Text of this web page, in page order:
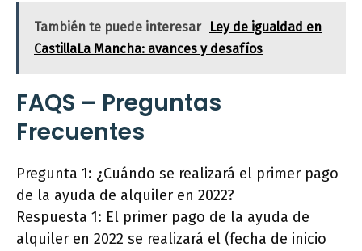
También te puede interesar
Ley de igualdad en
CastillaLa Mancha: avances y desafíos
FAQS – Preguntas
Frecuentes
Pregunta 1: ¿Cuándo se realizará el primer pago
de la ayuda de alquiler en 2022?
Respuesta 1: El primer pago de la ayuda de
alquiler en 2022 se realizará el (fecha de inicio